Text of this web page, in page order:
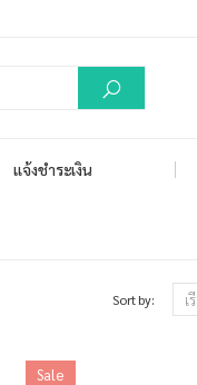
แจ้งชำระเงิน
Sort by:
Sale